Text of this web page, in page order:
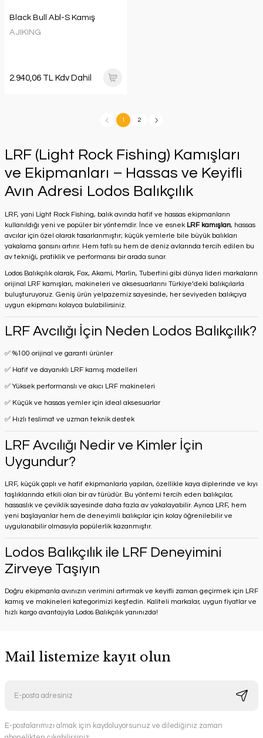
Black Bull Abl-S Kamış
AJIKING
2.940,06 TL Kdv Dahil
1 2
LRF (Light Rock Fishing) Kamışları
ve Ekipmanları – Hassas ve Keyifli
Avın Adresi Lodos Balıkçılık
LRF, yani Light Rock Fishing, balık avında hafif ve hassas ekipmanların
kullanıldığı yeni ve popüler bir yöntemdir. İnce ve esnek LRF kamışları, hassas
avcılar için özel olarak tasarlanmıştır; küçük yemlerle bile büyük balıkları
yakalama şansını artırır. Hem tatlı su hem de deniz avlarında tercih edilen bu
av tekniği, pratiklik ve performansı bir arada sunar.
Lodos Balıkçılık olarak, Fox, Akami, Marlin, Tubertini gibi dünya lideri markaların
orijinal LRF kamışları, makineleri ve aksesuarlarını Türkiye’deki balıkçılarla
buluşturuyoruz. Geniş ürün yelpazemiz sayesinde, her seviyeden balıkçıya
uygun ekipmanı kolayca bulabilirsiniz.
LRF Avcılığı İçin Neden Lodos Balıkçılık?
✅ %100 orijinal ve garanti ürünler
✅ Hafif ve dayanıklı LRF kamış modelleri
✅ Yüksek performanslı ve akıcı LRF makineleri
✅ Küçük ve hassas yemler için ideal aksesuarlar
✅ Hızlı teslimat ve uzman teknik destek
LRF Avcılığı Nedir ve Kimler İçin
Uygundur?
LRF, küçük çaplı ve hafif ekipmanlarla yapılan, özellikle kaya diplerinde ve kıyı
taşlıklarında etkili olan bir av türüdür. Bu yöntemi tercih eden balıkçılar,
hassaslık ve çeviklik sayesinde daha fazla av yakalayabilir. Ayrıca LRF, hem
yeni başlayanlar hem de deneyimli balıkçılar için kolay öğrenilebilir ve
uygulanabilir olmasıyla popülerlik kazanmıştır.
Lodos Balıkçılık ile LRF Deneyimini
Zirveye Taşıyın
Doğru ekipmanla avınızın verimini artırmak ve keyifli zaman geçirmek için LRF
kamış ve makineleri kategorimizi keşfedin. Kaliteli markalar, uygun fiyatlar ve
hızlı kargo avantajıyla Lodos Balıkçılık yanınızda!
Mail listemize kayıt olun
E-postalarımızı almak için kaydoluyorsunuz ve dilediğiniz zaman